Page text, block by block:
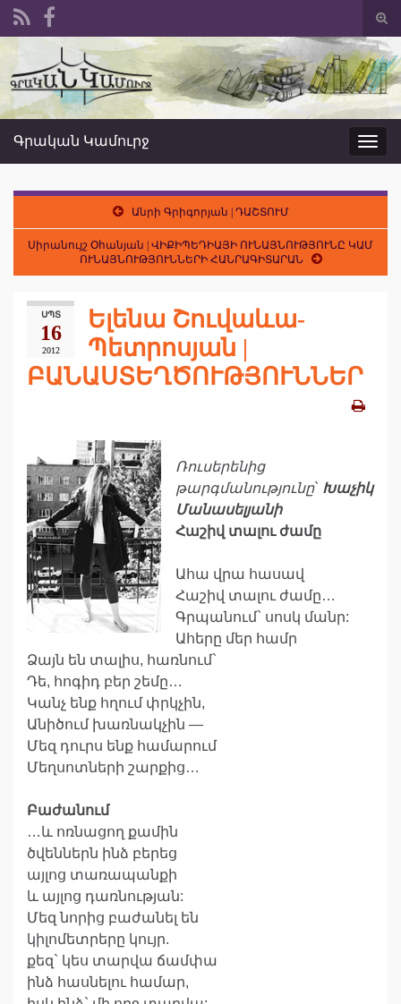
form
Search for:
Գրական Կամուրջ
Անրի Գրիգորյան | ԴԱՇՏՈՒՄ
Սիրանույշ Օհանյան | ՎԻՔԻՊԵԴԻԱՅԻ ՈՒՆԱՅՆՈՒԹՅՈՒՆԸ ԿԱՄ
ՈՒՆԱՅՆՈՒԹՅՈՒՆՆԵՐԻ ՀԱՆՐԱԳԻՏԱՐԱՆ
ՍՊՏ
16
2012
Ելենա Շուվաևա-
Պետրոսյան |
ԲԱՆԱՍՏԵՂԾՈՒԹՅՈՒՆՆԵՐ
Ռուսերենից
թարգմանությունը` Խաչիկ
Մանասելյանի
Հաշիվ տալու ժամը
Ահա վրա հասավ
Հաշիվ տալու ժամը…
Գրպանում` սոսկ մանր:
Ահերը մեր համր
Ձայն են տալիս, հառնում`
Դե, հոգիդ բեր շեմը…
Կանչ ենք հղում փրկչին,
Անիծում խառնակչին —
Մեզ դուրս ենք համարում
Մեղսոտների շարքից…
Բաժանում
…և ոռնացող քամին
ծվեններն ինձ բերեց
այլոց տառապանքի
և այլոց դառնության:
Մեզ նորից բաժանել են
կիլոմետրերը կույր.
քեզ` կես տարվա ճամփա
ինձ հասնելու համար,